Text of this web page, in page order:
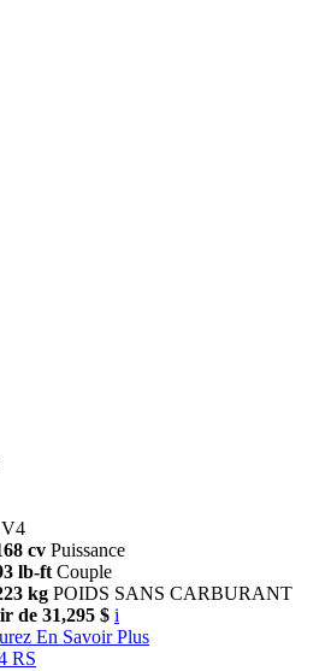
cv Puissance
lb-ft Couple
kg POIDS SANS CARBURANT
de 31,295 $ i
En Savoir Plus
RS